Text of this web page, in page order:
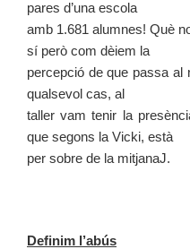
pares d’una escola
amb 1.681 alumnes! Què
sí però com dèiem la
percepció de que passa al
qualsevol cas, al
taller vam tenir la
que segons la Vicki, està
per sobre de la mitjanaJ.
Definim l’abús